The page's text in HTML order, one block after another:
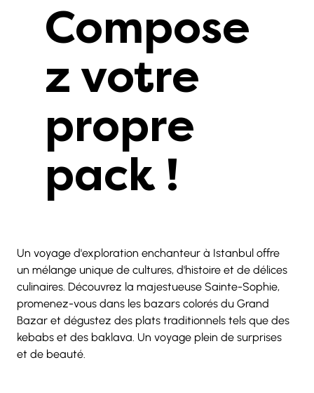
Compose
z votre
propre
pack !
Un voyage d'exploration enchanteur à Istanbul offre
un mélange unique de cultures, d'histoire et de délices
culinaires. Découvrez la majestueuse Sainte-Sophie,
promenez-vous dans les bazars colorés du Grand
Bazar et dégustez des plats traditionnels tels que des
kebabs et des baklava. Un voyage plein de surprises
et de beauté.